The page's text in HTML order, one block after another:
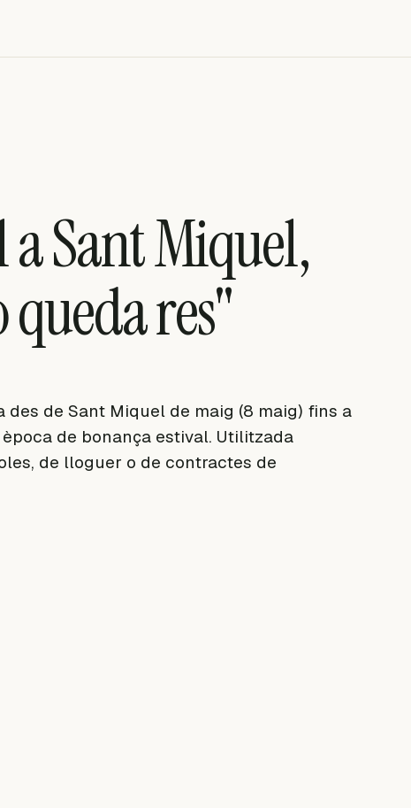
Sant Miquel,
res"
de Sant Miquel de maig (8 maig) fins a
de bonança estival. Utilitzada
de lloguer o de contractes de